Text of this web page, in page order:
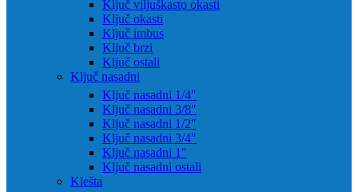
Ključ viljuškasto okasti
Ključ okasti
Ključ imbus
Ključ brzi
Ključ ostali
Ključ nasadni
Ključ nasadni 1/4″
Ključ nasadni 3/8″
Ključ nasadni 1/2″
Ključ nasadni 3/4″
Ključ nasadni 1″
Ključ nasadni ostali
Klešta